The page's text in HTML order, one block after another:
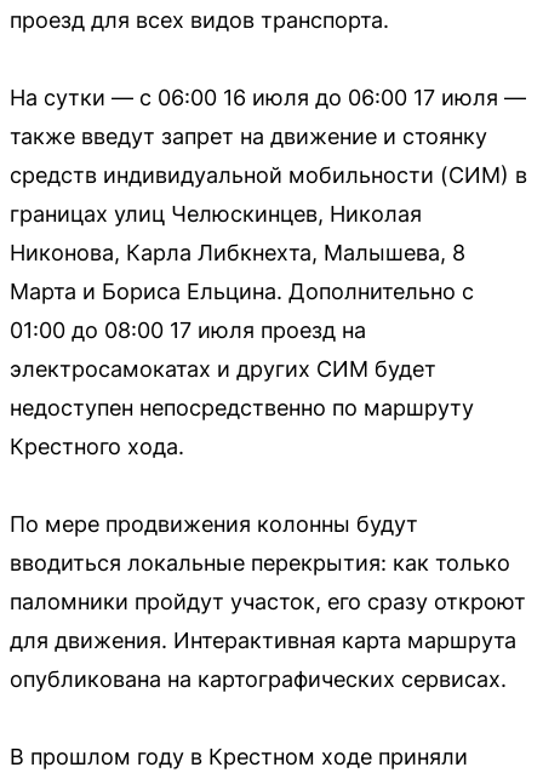
проезд для всех видов транспорта.
На сутки — с 06:00 16 июля до 06:00 17 июля —
также введут запрет на движение и стоянку
средств индивидуальной мобильности (СИМ) в
границах улиц Челюскинцев, Николая
Никонова, Карла Либкнехта, Малышева, 8
Марта и Бориса Ельцина. Дополнительно с
01:00 до 08:00 17 июля проезд на
электросамокатах и других СИМ будет
недоступен непосредственно по маршруту
Крестного хода.
По мере продвижения колонны будут
вводиться локальные перекрытия: как только
паломники пройдут участок, его сразу откроют
для движения. Интерактивная карта маршрута
опубликована на картографических сервисах.
В прошлом году в Крестном ходе приняли